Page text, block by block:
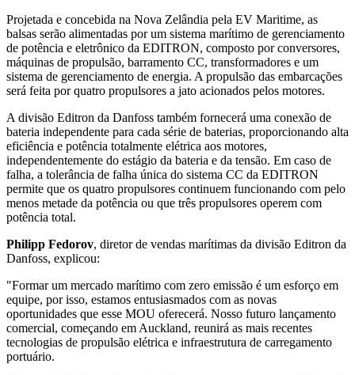
Projetada e concebida na Nova Zelândia pela EV Maritime, as
balsas serão alimentadas por um sistema marítimo de gerenciamento
de potência e eletrônico da EDITRON, composto por conversores,
máquinas de propulsão, barramento CC, transformadores e um
sistema de gerenciamento de energia. A propulsão das embarcações
será feita por quatro propulsores a jato acionados pelos motores.
A divisão Editron da Danfoss também fornecerá uma conexão de
bateria independente para cada série de baterias, proporcionando alta
eficiência e potência totalmente elétrica aos motores,
independentemente do estágio da bateria e da tensão. Em caso de
falha, a tolerância de falha única do sistema CC da EDITRON
permite que os quatro propulsores continuem funcionando com pelo
menos metade da potência ou que três propulsores operem com
potência total.
Philipp Fedorov, diretor de vendas marítimas da divisão Editron da
Danfoss, explicou:
"Formar um mercado marítimo com zero emissão é um esforço em
equipe, por isso, estamos entusiasmados com as novas
oportunidades que esse MOU oferecerá. Nosso futuro lançamento
comercial, começando em Auckland, reunirá as mais recentes
tecnologias de propulsão elétrica e infraestrutura de carregamento
portuário.